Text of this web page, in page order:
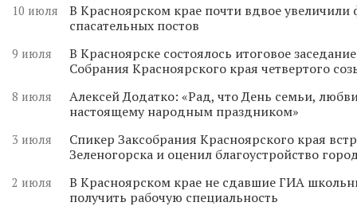
10 июля
В Красноярском крае почти вдвое
спасательных постов
9 июля
В Красноярске состоялось итоговое
Собрания Красноярского края четвертого
8 июля
Алексей Додатко: «Рад, что День семьи,
настоящему народным праздником»
3 июля
Спикер Заксобрания Красноярского края
Зеленогорска и оценил благоустройство
2 июля
В Красноярском крае не сдавшие ГИА
получить рабочую специальность